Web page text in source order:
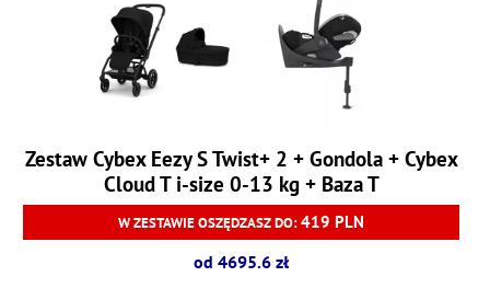
Zestaw Cybex Eezy S Twist+ 2 + Gondola + Cybex
Cloud T i-size 0-13 kg + Baza T
W ZESTAWIE OSZĘDZASZ DO:419 PLN
od 4695.6 zł